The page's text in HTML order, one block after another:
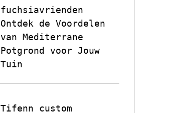
fuchsiavrienden
Ontdek de Voordelen
van Mediterrane
Potgrond voor Jouw
Tuin
Tifenn custom